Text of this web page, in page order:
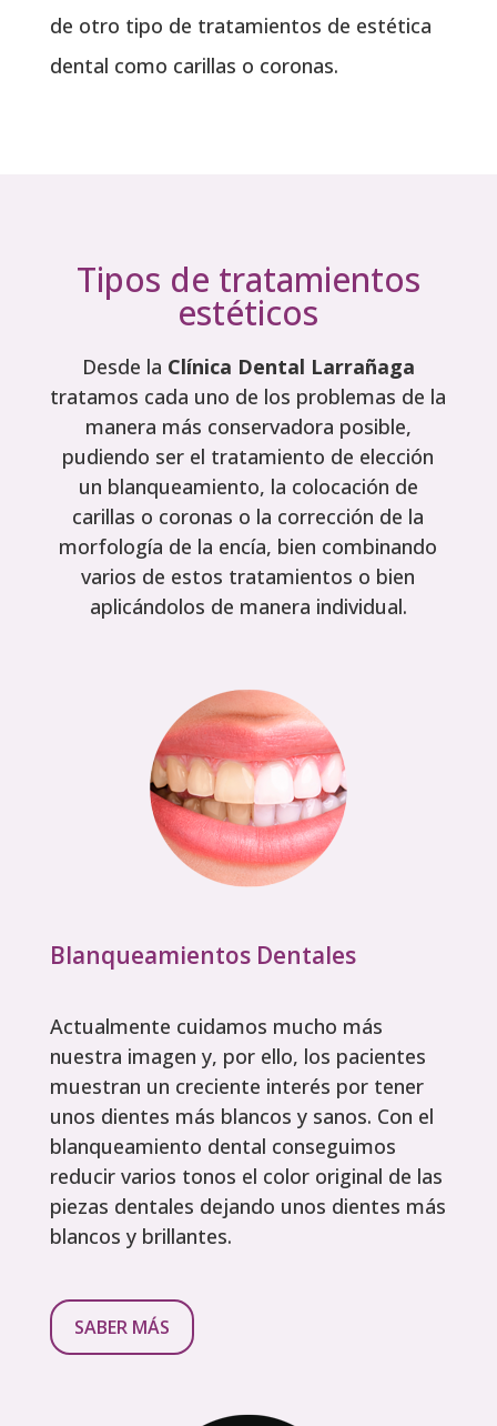
de otro tipo de tratamientos de estética
dental como carillas o coronas.
Tipos de tratamientos
estéticos
Desde la Clínica Dental Larrañaga
tratamos cada uno de los problemas de la
manera más conservadora posible,
pudiendo ser el tratamiento de elección
un blanqueamiento, la colocación de
carillas o coronas o la corrección de la
morfología de la encía, bien combinando
varios de estos tratamientos o bien
aplicándolos de manera individual.
Blanqueamientos Dentales
Actualmente cuidamos mucho más
nuestra imagen y, por ello, los pacientes
muestran un creciente interés por tener
unos dientes más blancos y sanos. Con el
blanqueamiento dental conseguimos
reducir varios tonos el color original de las
piezas dentales dejando unos dientes más
blancos y brillantes.
SABER MÁS